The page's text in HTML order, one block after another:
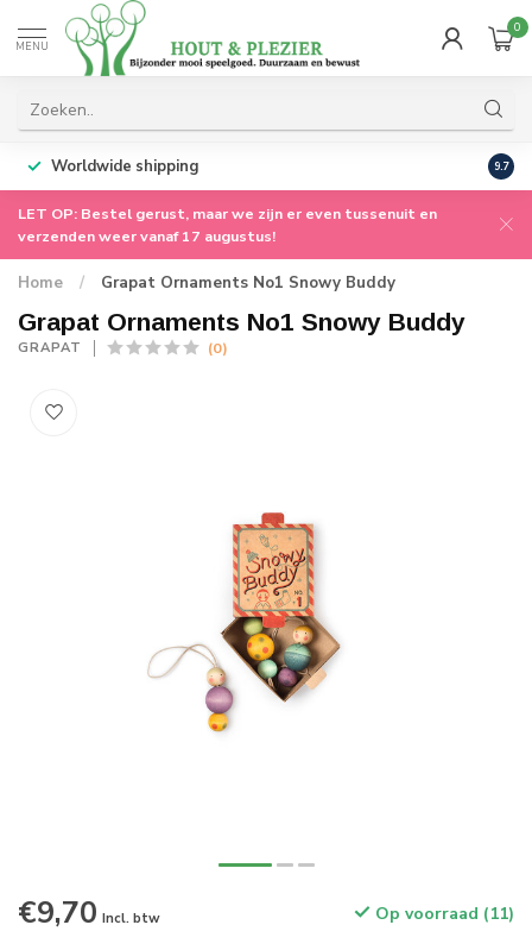
MENU
0
Worldwide shipping 9.7
LET OP: Bestel gerust, maar we zijn er even tussenuit en
verzenden weer vanaf 17 augustus!
Home / Grapat Ornaments No1 Snowy Buddy
Grapat Ornaments No1 Snowy Buddy
GRAPAT (0)
€9,70 Incl. btw Op voorraad (11)